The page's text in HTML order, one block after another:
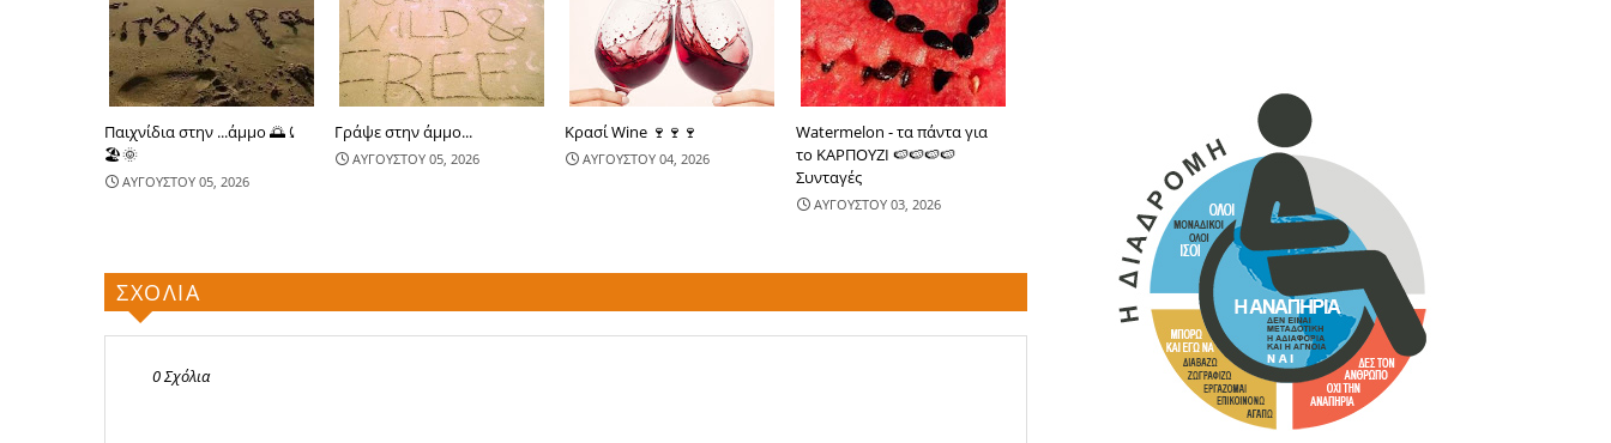
Παιχνίδια στην ...άμμο 🌅⤹
🏖🌞
ΑΥΓΟΥΣΤΟΥ 05, 2026
Γράψε στην άμμο...
ΑΥΓΟΥΣΤΟΥ 05, 2026
Κρασί Wine 🍷🍷🍷
ΑΥΓΟΥΣΤΟΥ 04, 2026
Watermelon - τα πάντα για
το ΚΑΡΠΟΥΖΙ 🍉🍉🍉🍉
Συνταγές
ΑΥΓΟΥΣΤΟΥ 03, 2026
ΣΧΟΛΙΑ
0 Σχόλια